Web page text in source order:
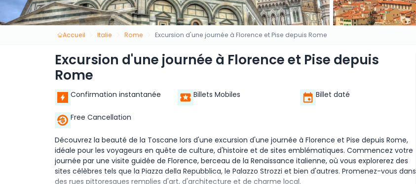
Accueil Italie Rome Excursion d'une journée à Florence et Pise depuis Rome
Excursion d'une journée à Florence et Pise depuis
Rome
Confirmation instantanée Billets Mobiles Billet daté
Free Cancellation
Découvrez la beauté de la Toscane lors d'une excursion d'une journée à Florence et Pise depuis Rome,
idéale pour les voyageurs en quête de culture, d'histoire et de sites emblématiques. Commencez votre
journée par une visite guidée de Florence, berceau de la Renaissance italienne, où vous explorerez des
sites célèbres tels que la Piazza della Repubblica, le Palazzo Strozzi et bien d'autres. Promenez-vous dans
des rues pittoresques remplies d'art, d'architecture et de charme local.